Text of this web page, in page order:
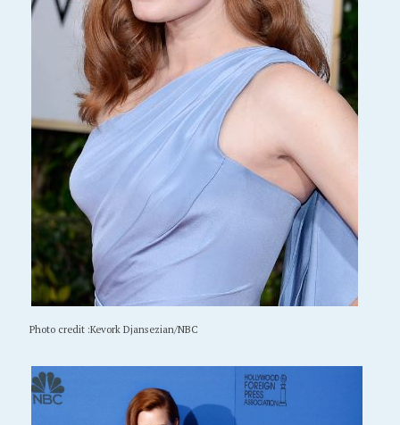
Photo credit :Kevork Djansezian/NBC